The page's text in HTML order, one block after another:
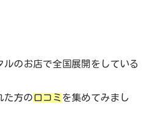
のお店で全国展開をしている
た方の口コミ を集めてみまし